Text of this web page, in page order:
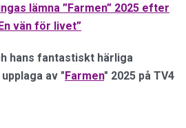
lämna ”Farmen” 2025 efter
vän för livet”
hans fantastiskt härliga
av "Farmen" 2025 på TV4